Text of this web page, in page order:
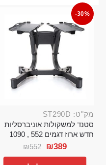
-30%
מק"ט: ST290D
סטנד למשקולות אוניברסליות
חדש ארוז דגמים 552 , 1090
₪552 ₪389